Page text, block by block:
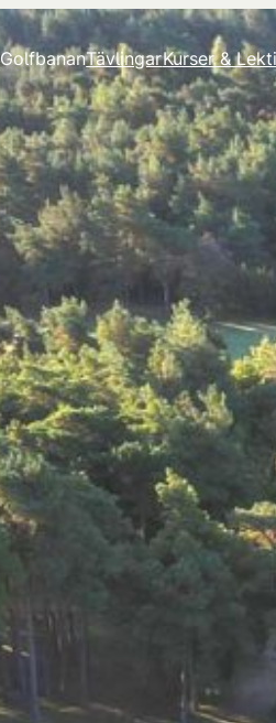
GolfbananTävlingarKurser &